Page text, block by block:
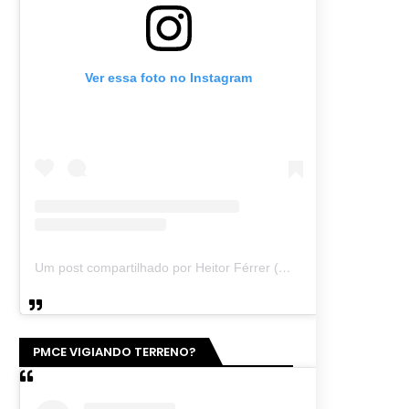
Ver essa foto no Instagram
Um post compartilhado por Heitor Férrer (@heitor_ferrer77)
PMCE VIGIANDO TERRENO?